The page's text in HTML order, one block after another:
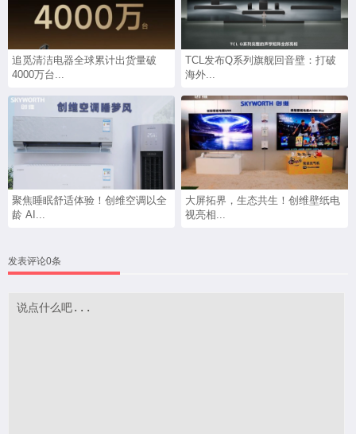
追觅清洁电器全球累计出货量破
4000万台...
TCL发布Q系列旗舰回音壁：打破
海外...
聚焦睡眠舒适体验！创维空调以全
龄 AI...
大屏拓界，生态共生！创维壁纸电
视亮相...
发表评论0条